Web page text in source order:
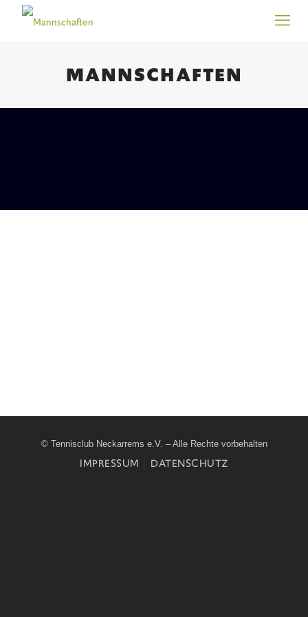
MANNSCHAFTEN
© Tennisclub Neckarrems e.V. – Alle Rechte vorbehalten
IMPRESSUM DATENSCHUTZ